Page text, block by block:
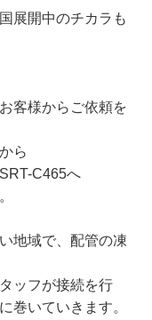
展開中のチカラも
客様からご依頼を
ら
C465へ
地域で、配管の凍
ッフが接続を行
巻いていきます。